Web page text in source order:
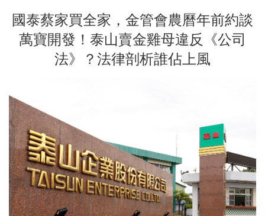
國泰蔡家買全家，金管會農曆年前約談
萬寶開發！泰山賣金雞母違反《公司
法》？法律剖析誰佔上風